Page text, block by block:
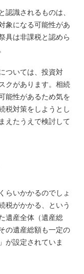
認識されるものは、
象になる可能性があ
具は非課税と認めら
ついては、投資対
クがあります。相続
能性があるため気を
税対策をしようとし
えたうえで検討して
らいかかるのでしょ
税がかかる、という
遺産全体（遺産総
の遺産総額も一定の
が設定されていま